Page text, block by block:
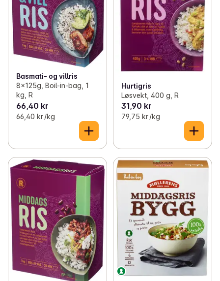
Basmati- og villris
8x125g, Boil-in-bag, 1
kg, R
66,40 kr
66,40 kr /kg
Hurtigris
Løsvekt, 400 g, R
31,90 kr
79,75 kr /kg